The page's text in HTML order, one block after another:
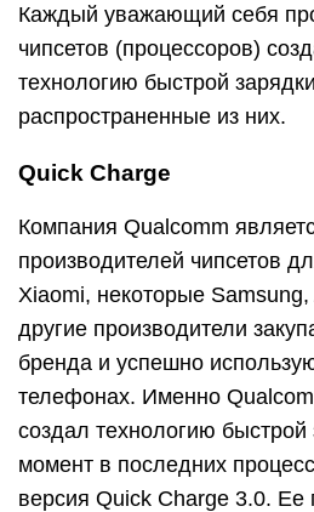
Каждый уважающий себя
чипсетов (процессоров)
технологию быстрой
распространенные из них.
Quick Charge
Компания Qualcomm
производителей чипсетов
Xiaomi, некоторые
другие производители
бренда и успешно
телефонах. Именно
создал технологию
момент в последних
версия Quick Charge 3.0.